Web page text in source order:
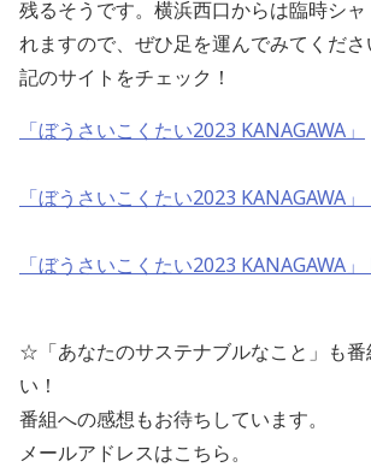
残るそうです。横浜西口からは臨時シ
れますので、ぜひ足を運んでみてくだ
記のサイトをチェック！
「ぼうさいこくたい2023 KANAGAWA」
「ぼうさいこくたい2023 KANAGAWA
「ぼうさいこくたい2023 KANAGAWA
☆「あなたのサステナブルなこと」も番
い！
番組への感想もお待ちしています。
メールアドレスはこちら。